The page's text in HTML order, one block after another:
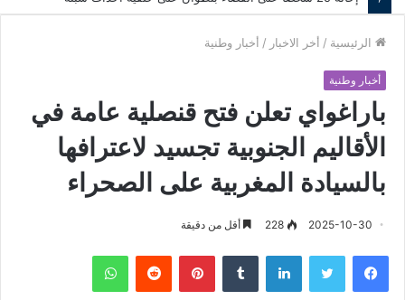
الرئيسية / أخر الاخبار / أخبار وطنية
أخبار وطنية
باراغواي تعلن فتح قنصلية عامة في
الأقاليم الجنوبية تجسيد لاعترافها
بالسيادة المغربية على الصحراء
2025-10-30
228 أقل من دقيقة
فيسبوك لينكدإن بينتيريست